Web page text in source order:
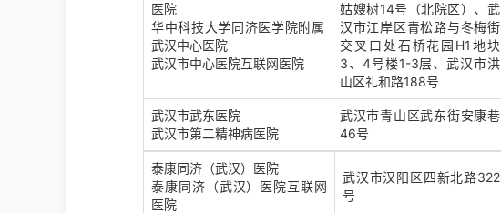
医院
华中科技大学同济医学院附属
武汉中心医院
武汉市中心医院互联网医院
姑嫂树14号（北院区）、武
汉市江岸区青松路与冬梅街
交叉口处石桥花园H1地块
3、4号楼1-3层、武汉市洪
山区礼和路188号
武汉市武东医院
武汉市第二精神病医院
武汉市青山区武东街安康巷
46号
泰康同济（武汉）医院
泰康同济（武汉）医院互联网
医院
武汉市汉阳区四新北路322
号